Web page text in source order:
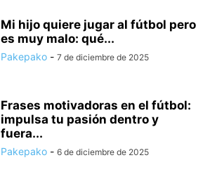
Mi hijo quiere jugar al fútbol pero
es muy malo: qué...
Pakepako - 7 de diciembre de 2025
Frases motivadoras en el fútbol:
impulsa tu pasión dentro y
fuera...
Pakepako - 6 de diciembre de 2025